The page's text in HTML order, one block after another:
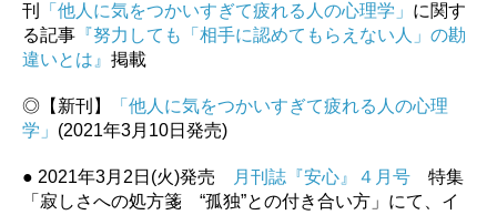
刊
「他人に気をつかいすぎて疲れる人の心理学」 に関す
る記事 『努力しても「相手に認めてもらえない人」の勘
違いとは』 掲載
◎【新刊】
「他人に気をつかいすぎて疲れる人の心理
学」 (2021年3月10日発売)
● 2021年3月2日(火)発売 月刊誌『安心』４月号 特集
「寂しさへの処方箋 “孤独”との付き合い方」にて、イ